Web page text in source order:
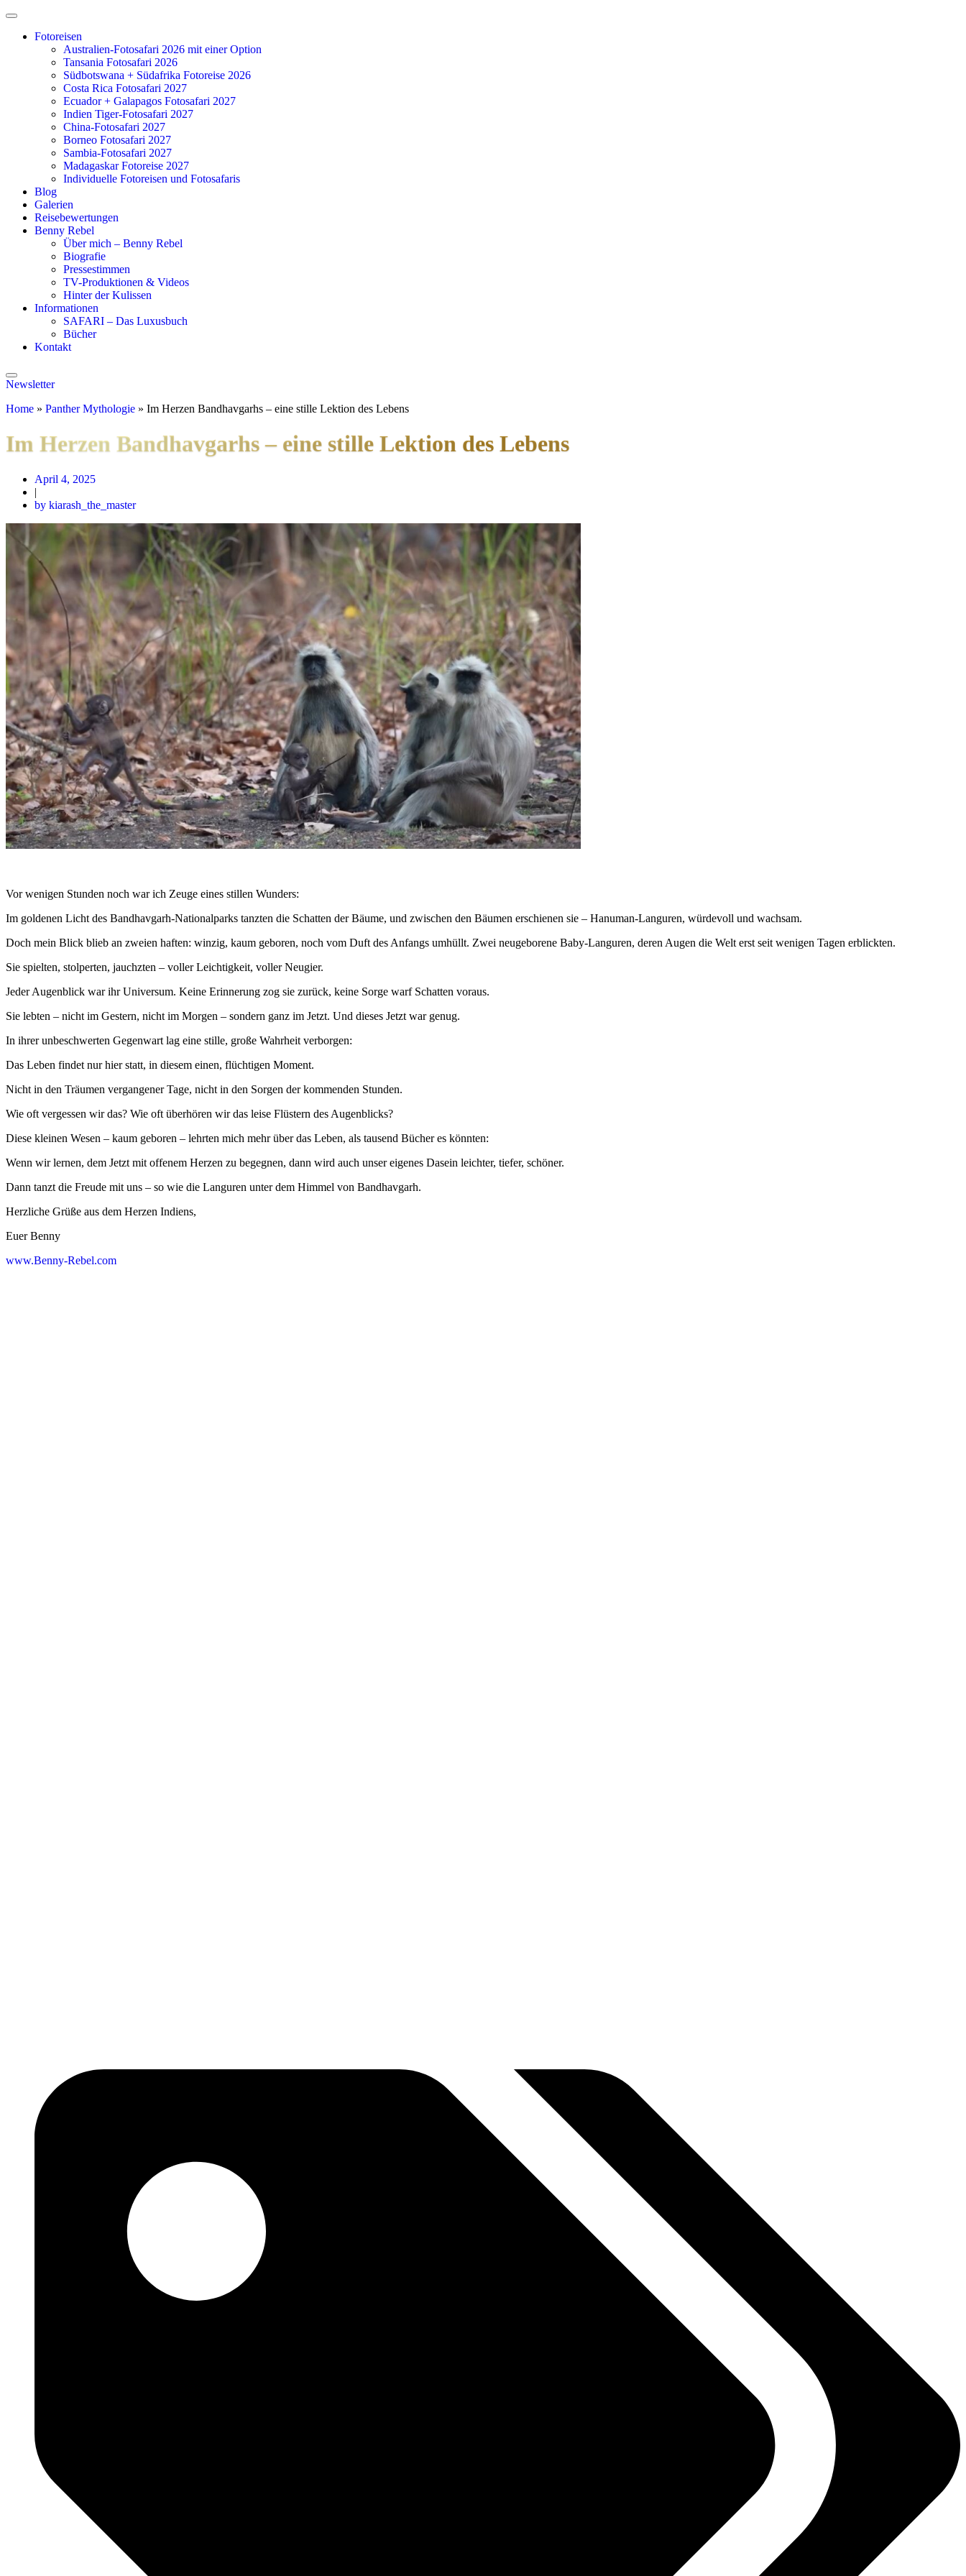
Zum
springenFotoreisen
Australien-Fotosafari 2026 mit einer Option
Tansania Fotosafari 2026
Südbotswana + Südafrika Fotoreise 2026
Costa Rica Fotosafari 2027
Ecuador + Galapagos Fotosafari 2027
Indien Tiger-Fotosafari 2027
China-Fotosafari 2027
Borneo Fotosafari 2027
Sambia-Fotosafari 2027
Madagaskar Fotoreise 2027
Individuelle Fotoreisen und Fotosafaris
Blog
Galerien
Reisebewertungen
Benny Rebel
Über mich – Benny Rebel
Biografie
Pressestimmen
TV-Produktionen & Videos
Hinter der Kulissen
Informationen
SAFARI – Das Luxusbuch
Bücher
Kontakt
Newsletter
Home » Panther Mythologie » Im Herzen Bandhavgarhs – eine stille Lektion des Lebens
Im Herzen Bandhavgarhs – eine stille Lektion des Lebens
April 4, 2025
|
by kiarash_the_master
Vor wenigen Stunden noch war ich Zeuge eines stillen Wunders:
Im goldenen Licht des Bandhavgarh-Nationalparks tanzten die Schatten der Bäume, und zwischen den Bäumen erschienen sie – Hanuman-Languren, würdevoll und wachsam.
Doch mein Blick blieb an zweien haften: winzig, kaum geboren, noch vom Duft des Anfangs umhüllt. Zwei neugeborene Baby-Languren, deren Augen die Welt erst seit wenigen Tagen erblickten.
Sie spielten, stolperten, jauchzten – voller Leichtigkeit, voller Neugier.
Jeder Augenblick war ihr Universum. Keine Erinnerung zog sie zurück, keine Sorge warf Schatten voraus.
Sie lebten – nicht im Gestern, nicht im Morgen – sondern ganz im Jetzt. Und dieses Jetzt war genug.
In ihrer unbeschwerten Gegenwart lag eine stille, große Wahrheit verborgen:
Das Leben findet nur hier statt, in diesem einen, flüchtigen Moment.
Nicht in den Träumen vergangener Tage, nicht in den Sorgen der kommenden Stunden.
Wie oft vergessen wir das? Wie oft überhören wir das leise Flüstern des Augenblicks?
Diese kleinen Wesen – kaum geboren – lehrten mich mehr über das Leben, als tausend Bücher es könnten:
Wenn wir lernen, dem Jetzt mit offenem Herzen zu begegnen, dann wird auch unser eigenes Dasein leichter, tiefer, schöner.
Dann tanzt die Freude mit uns – so wie die Languren unter dem Himmel von Bandhavgarh.
Herzliche Grüße aus dem Herzen Indiens,
Euer Benny
www.Benny-Rebel.com